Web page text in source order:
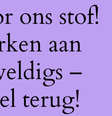
ons stof!
aan
–
terug!